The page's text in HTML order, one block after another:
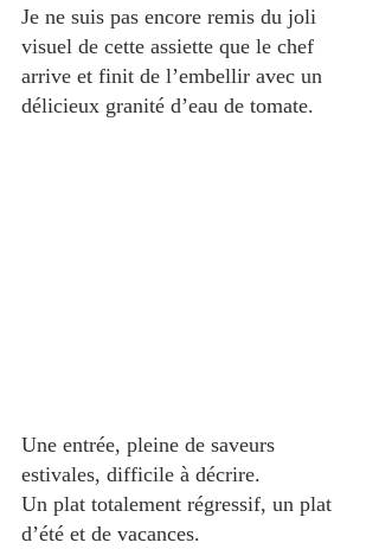
Je ne suis pas encore remis du joli
visuel de cette assiette que le chef
arrive et finit de l’embellir avec un
délicieux granité d’eau de tomate.
Une entrée, pleine de saveurs
estivales, difficile à décrire.
Un plat totalement régressif, un plat
d’été et de vacances.